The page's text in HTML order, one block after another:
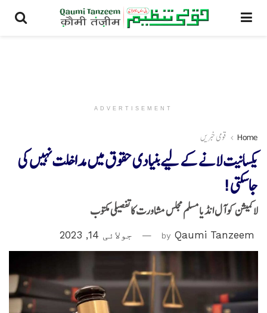
ADVERTISEMENT
Home قومی خبریں
یکسانیت لانے کے لیے بنیادی حقوق میں مداخلت نہیں کی
جا سکتی!
لاکمیشن کو آل انڈیا مسلم مجلس مشاورت کا تفصیلی مکتوب
by Qaumi Tanzeem جولائی 14, 2023